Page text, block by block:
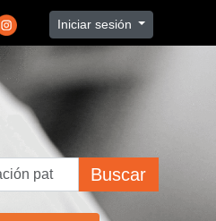
Iniciar sesión
Buscar